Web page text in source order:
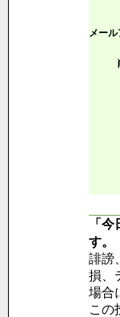
メール
「
す。
誹謗
損、
場合
この